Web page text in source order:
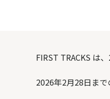
FIRST TRACKS は
2026年2月28日ま